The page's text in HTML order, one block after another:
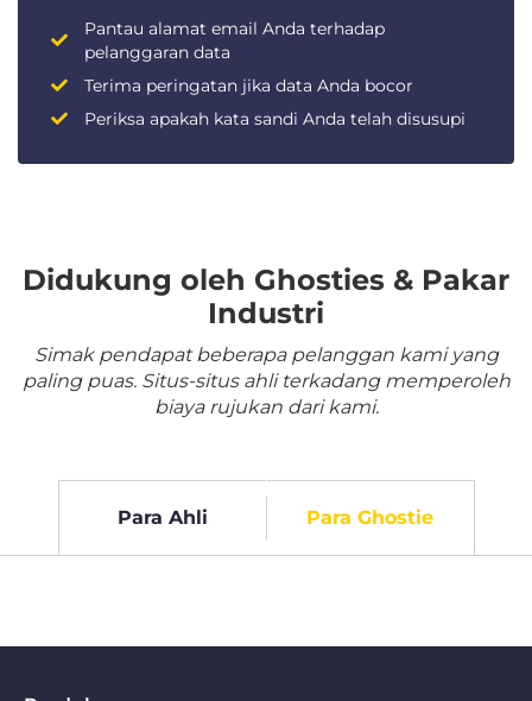
Pantau alamat email Anda terhadap
pelanggaran data
Terima peringatan jika data Anda bocor
Periksa apakah kata sandi Anda telah disusupi
Didukung oleh Ghosties & Pakar
Industri
Simak pendapat beberapa pelanggan kami yang
paling puas. Situs-situs ahli terkadang memperoleh
biaya rujukan dari kami.
Para Ahli Para Ghostie